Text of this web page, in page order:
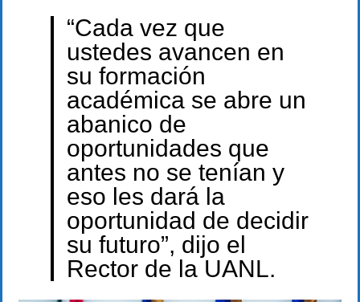
“Cada vez que
ustedes avancen en
su formación
académica se abre un
abanico de
oportunidades que
antes no se tenían y
eso les dará la
oportunidad de decidir
su futuro”, dijo el
Rector de la UANL.